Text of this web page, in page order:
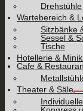
Drehstühle
Wartebereich &
Sitzbänke
Sessel &
Tische
Hotellerie &
Cafe &
Theater & Säle